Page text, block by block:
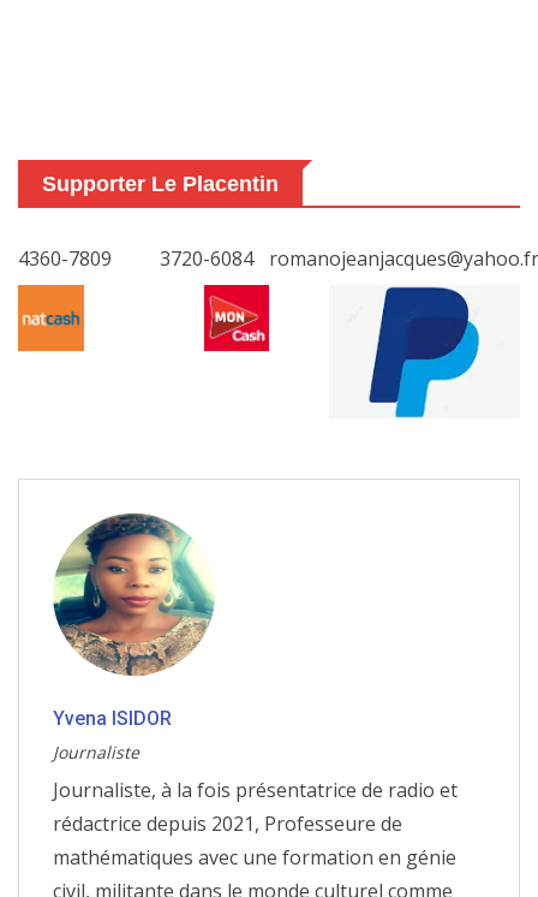
Supporter Le Placentin
4360-7809 3720-6084 romanojeanjacques@yahoo.fr
Yvena ISIDOR
Journaliste
Journaliste, à la fois présentatrice de radio et
rédactrice depuis 2021, Professeure de
mathématiques avec une formation en génie
civil, militante dans le monde culturel comme